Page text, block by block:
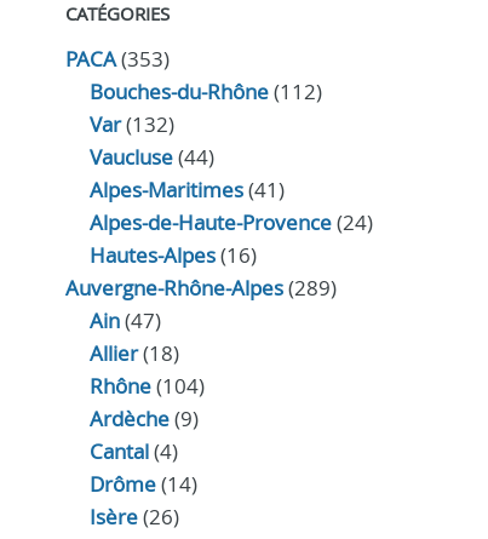
CATÉGORIES
PACA(353)
Bouches-du-Rhône(112)
Var(132)
Vaucluse(44)
Alpes-Maritimes(41)
Alpes-de-Haute-Provence(24)
Hautes-Alpes(16)
Auvergne-Rhône-Alpes(289)
Ain(47)
Allier(18)
Rhône(104)
Ardèche(9)
Cantal(4)
Drôme(14)
Isère(26)